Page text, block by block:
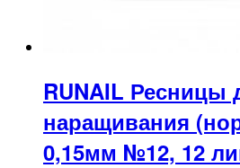
RUNAIL Ресницы
наращивания
0,15мм №12, 12